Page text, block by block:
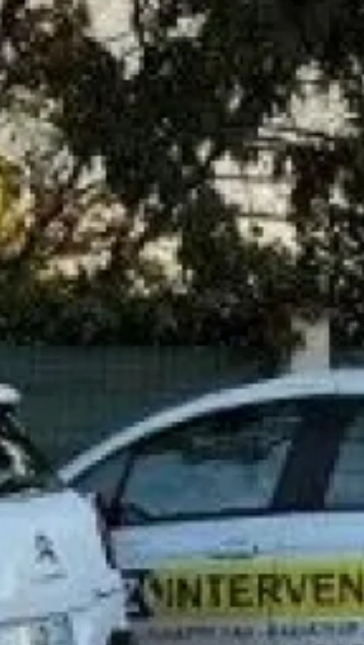
Gaz Intervention Aix en provence propose aussi lecontrat
d’entretien
pour votre chauffe-eau ou chauffe-bain, c’est-à-
dire, l’entretien complet de votre appareil ainsi que la main
d’œuvre et le déplacement gratuit toute l’année en cas de
problème.
Partager :
Demander un devis ou une
Les champs indiqués par un astérisque (*) sont obligatoires
Prénom
Téléphone*
Email*